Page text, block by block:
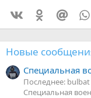
Vkontakte
Новые
Специальная
Последнее: bulbat
Специальная